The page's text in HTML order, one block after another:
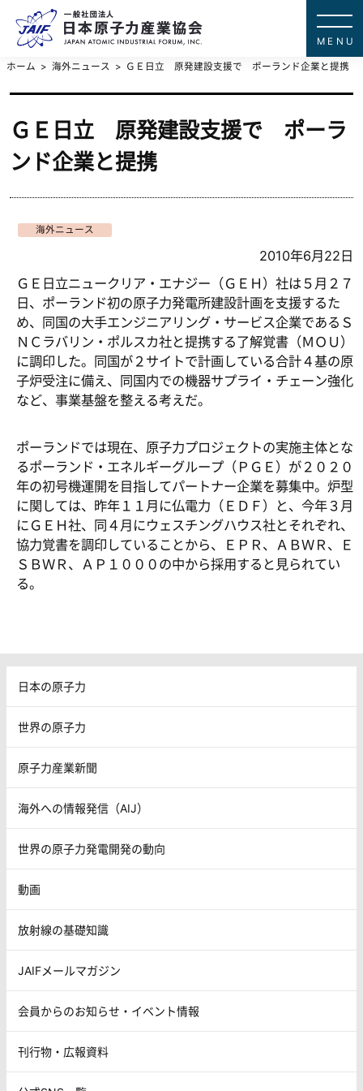
ホーム 海外ニュース ＧＥ日立 原発建設支援で ポーランド企業と提携
ＧＥ日立 原発建設支援で ポーラ
ンド企業と提携
海外ニュース
2010年6月22日
ＧＥ日立ニュークリア・エナジー（ＧＥＨ）社は５月２７
日、ポーランド初の原子力発電所建設計画を支援するた
め、同国の大手エンジニアリング・サービス企業であるＳ
ＮＣラバリン・ポルスカ社と提携する了解覚書（ＭＯＵ）
に調印した。同国が２サイトで計画している合計４基の原
子炉受注に備え、同国内での機器サプライ・チェーン強化
など、事業基盤を整える考えだ。
ポーランドでは現在、原子力プロジェクトの実施主体とな
るポーランド・エネルギーグループ（ＰＧＥ）が２０２０
年の初号機運開を目指してパートナー企業を募集中。炉型
に関しては、昨年１１月に仏電力（ＥＤＦ）と、今年３月
にＧＥＨ社、同４月にウェスチングハウス社とそれぞれ、
協力覚書を調印していることから、ＥＰＲ、ＡＢＷＲ、Ｅ
ＳＢＷＲ、ＡＰ１０００の中から採用すると見られてい
る。
日本の原子力
世界の原子力
原子力産業新聞
海外への情報発信（AIJ）
世界の原子力発電開発の動向
動画
放射線の基礎知識
JAIFメールマガジン
会員からのお知らせ・イベント情報
刊行物・広報資料